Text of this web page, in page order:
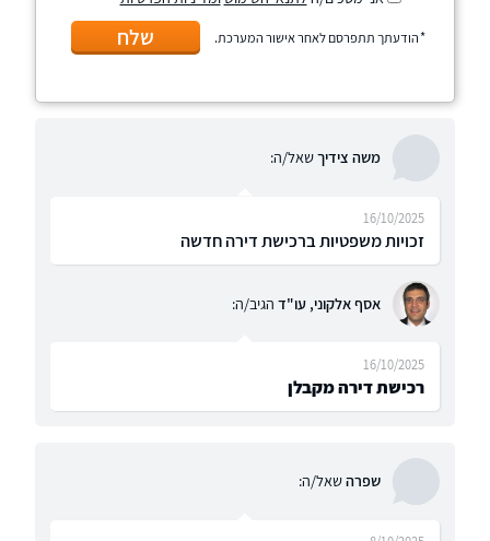
הודעתך תתפרסם לאחר אישור המערכת. שלח
משה צידיךשאל/ה:
זכויות משפטיות ברכישת דירה חדשה
16/10/2025
אסף אלקוני, עו"ד הגיב/ה:
רכישת דירה מקבלן
16/10/2025
שפרהשאל/ה: